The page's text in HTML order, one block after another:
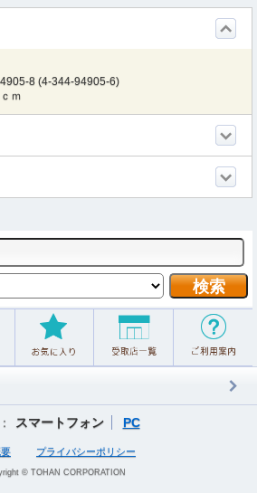
8 (4-344-94905-6)
ｍ
スマートフォン PC
プライバシーポリシー
© TOHAN CORPORATION